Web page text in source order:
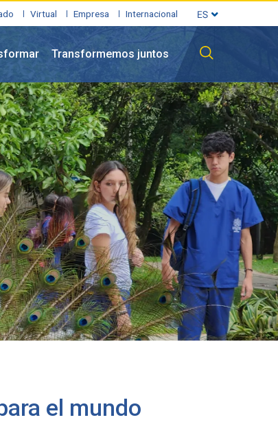
Virtual Empresa Internacional
Transformemos juntos
el mundo